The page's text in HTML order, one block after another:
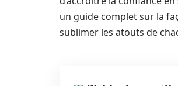
un guide complet sur la
sublimer les atouts de